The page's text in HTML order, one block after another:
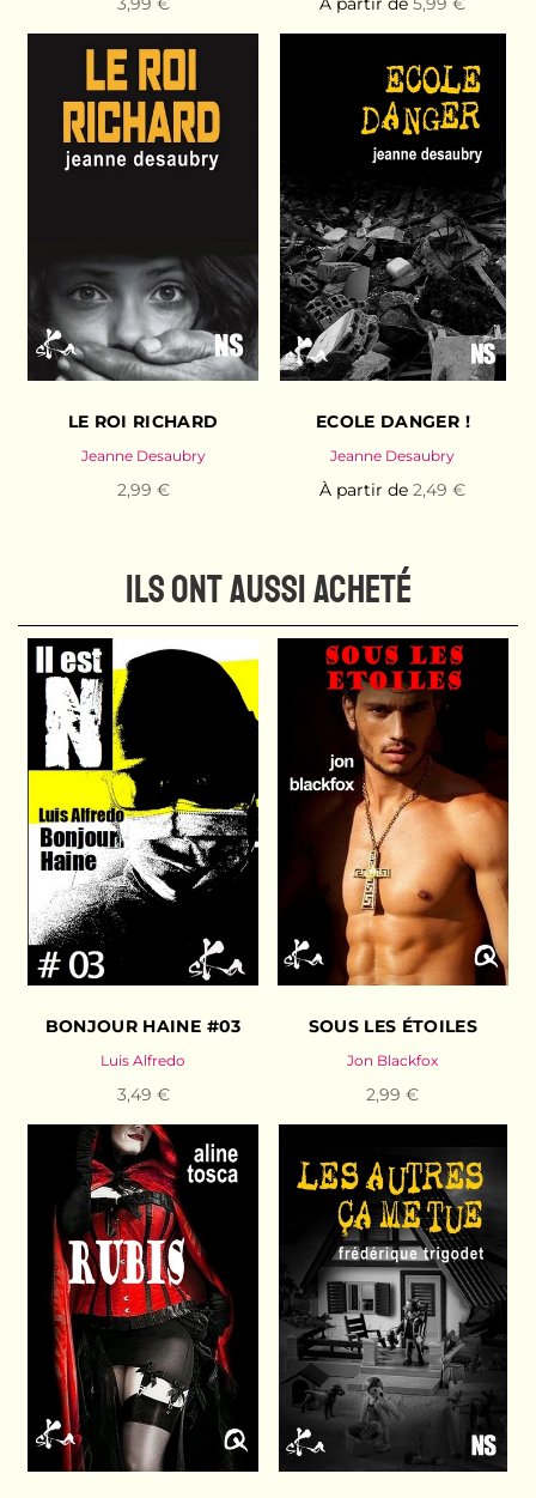
LE ROI RICHARD
Jeanne Desaubry
2,99 €
ECOLE DANGER !
Jeanne Desaubry
À partir de2,49 €
ILS ONT AUSSI ACHETÉ
BONJOUR HAINE #03
Luis Alfredo
3,49 €
SOUS LES ÉTOILES
Jon Blackfox
2,99 €